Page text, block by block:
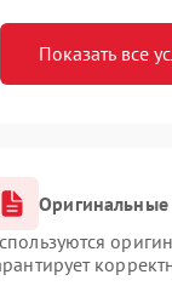
Показать все
Оригинальные